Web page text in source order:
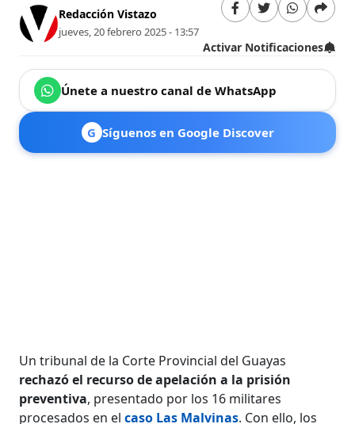
Redacción Vistazo
jueves, 20 febrero 2025 - 13:57
Activar Notificaciones
Únete a nuestro canal de WhatsApp
G Síguenos en Google Discover
Un tribunal de la Corte Provincial del Guayas
rechazó el recurso de apelación a la prisión
preventiva, presentado por los 16 militares
procesados en elcaso Las Malvinas. Con ello, los